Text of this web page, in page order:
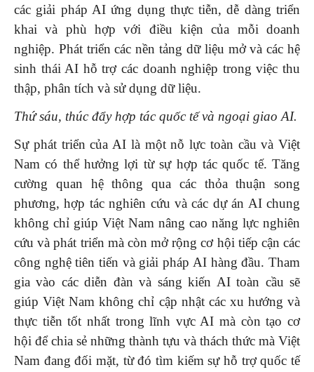
các giải pháp AI ứng dụng thực tiễn, dễ dàng triển
khai và phù hợp với điều kiện của mỗi doanh
nghiệp. Phát triển các nền tảng dữ liệu mở và các hệ
sinh thái AI hỗ trợ các doanh nghiệp trong việc thu
thập, phân tích và sử dụng dữ liệu.
Thứ sáu, thúc đẩy hợp tác quốc tế và ngoại giao AI.
Sự phát triển của AI là một nỗ lực toàn cầu và Việt
Nam có thể hưởng lợi từ sự hợp tác quốc tế. Tăng
cường quan hệ thông qua các thỏa thuận song
phương, hợp tác nghiên cứu và các dự án AI chung
không chỉ giúp Việt Nam nâng cao năng lực nghiên
cứu và phát triển mà còn mở rộng cơ hội tiếp cận các
công nghệ tiên tiến và giải pháp AI hàng đầu. Tham
gia vào các diễn đàn và sáng kiến AI toàn cầu sẽ
giúp Việt Nam không chỉ cập nhật các xu hướng và
thực tiễn tốt nhất trong lĩnh vực AI mà còn tạo cơ
hội để chia sẻ những thành tựu và thách thức mà Việt
Nam đang đối mặt, từ đó tìm kiếm sự hỗ trợ quốc tế